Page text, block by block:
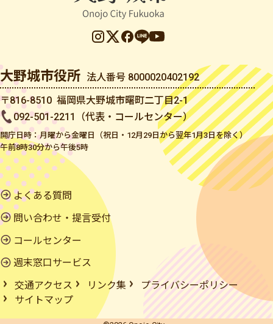
大野城市役所 法人番号 8000020402192
〒816-8510 福岡県大野城市曙町二丁目2-1
092-501-2211（代表・コールセンター）
開庁日時：月曜から金曜日（祝日・12月29日から翌年1月3日を除く）
午前8時30分から午後5時
よくある質問
問い合わせ・提言受付
コールセンター
週末窓口サービス
交通アクセス
リンク集
プライバシーポリシー
サイトマップ